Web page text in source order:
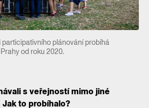
plánování probíhá
od roku 2020.
s veřejností mimo jiné
to probíhalo?